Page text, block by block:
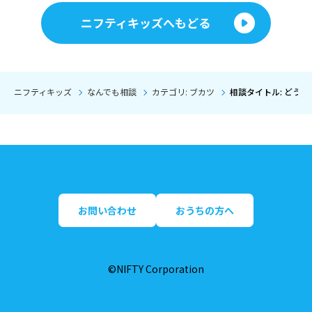
ニフティキッズへもどる
ニフティキッズ なんでも相談 カテゴリ: ブカツ 相談タイトル: どう
お問い合わせ おうちの方へ
©NIFTY Corporation